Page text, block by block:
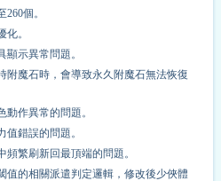
個。
化。
顯示異常問題。
附魔石時，會導致永久附魔石無法恢復
動作異常的問題。
值錯誤的問題。
頻繁刷新回最頂端的問題。
值的相關派遣判定邏輯，修改後少俠體